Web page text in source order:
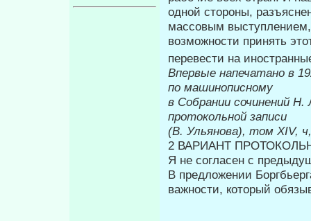
одной стороны,
массовым
возможности принять
пе­ревести на
Впервые
по машинописному
в Собрании сочинений Н.
протокольной записи
(В. Ульянова), том XIV,
2 ВАРИАНТ
Я не согласен с
В предложении
важно­сти, который